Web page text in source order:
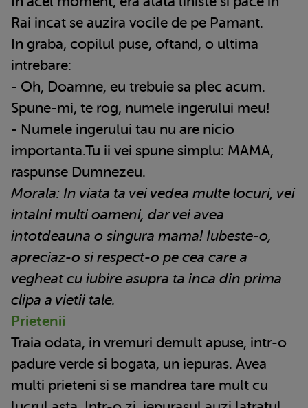
Rai incat se auzira vocile de pe Pamant.
In graba, copilul puse, oftand, o ultima
intrebare:
- Oh, Doamne, eu trebuie sa plec acum.
Spune-mi, te rog, numele ingerului meu!
- Numele ingerului tau nu are nicio
importanta.Tu ii vei spune simplu: MAMA,
raspunse Dumnezeu.
Morala: In viata ta vei vedea multe locuri, vei
intalni multi oameni, dar vei avea
intotdeauna o singura mama! Iubeste-o,
apreciaz-o si respect-o pe cea care a
vegheat cu iubire asupra ta inca din prima
clipa a vietii tale.
Prietenii
Traia odata, in vremuri demult apuse, intr-o
padure verde si bogata, un iepuras. Avea
multi prieteni si se mandrea tare mult cu